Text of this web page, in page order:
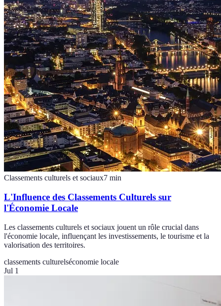
Classements culturels et sociaux7 min
L'Influence des Classements Culturels sur
l'Économie Locale
Les classements culturels et sociaux jouent un rôle crucial dans
l'économie locale, influençant les investissements, le tourisme et la
valorisation des territoires.
classements culturelséconomie locale
Jul 1